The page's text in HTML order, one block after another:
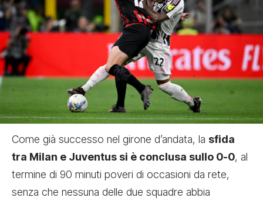
Come già successo nel girone d’andata, la sfida
tra Milan e Juventus si è conclusa sullo 0-0, al
termine di 90 minuti poveri di occasioni da rete,
senza che nessuna delle due squadre abbia